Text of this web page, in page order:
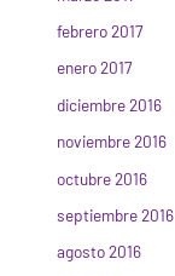
febrero 2017
enero 2017
diciembre 2016
noviembre 2016
octubre 2016
septiembre 2016
agosto 2016